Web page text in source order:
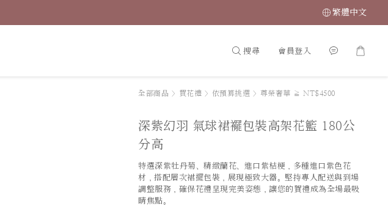
繁體中文
搜尋 會員登入
全部商品 > 買花禮 > 依預算挑選 > 尊榮奢華 ≧ NT$4500
深紫幻羽 氣球裙襬包裝高架花籃 180公
分高
特選深紫牡丹菊、精緻蘭花、進口紫桔梗，多種進口紫色花
材，搭配層次裙擺包裝，展現極致大器。堅持專人配送與到場
調整服務，確保花禮呈現完美姿態，讓您的賀禮成為全場最吸
睛焦點。